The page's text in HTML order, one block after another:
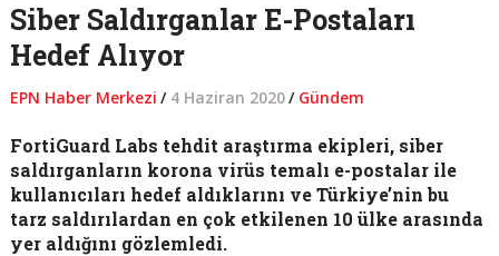
Siber Saldırganlar E-Postaları
Hedef Alıyor
EPN Haber Merkezi / 4 Haziran 2020/ Gündem
FortiGuard Labs tehdit araştırma ekipleri, siber
saldırganların korona virüs temalı e-postalar ile
kullanıcıları hedef aldıklarını ve Türkiye’nin bu
tarz saldırılardan en çok etkilenen 10 ülke arasında
yer aldığını gözlemledi.